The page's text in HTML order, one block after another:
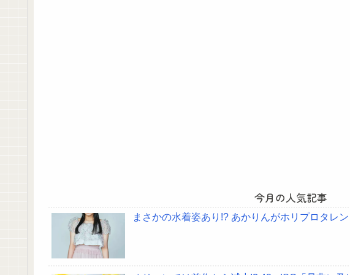
今月の人気記事
まさかの水着姿あり!? あかりんがホリプロタレ